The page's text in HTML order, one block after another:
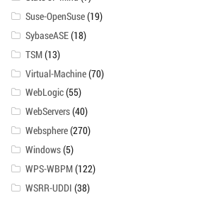
Suse-OpenSuse(19)
SybaseASE(18)
TSM(13)
Virtual-Machine(70)
WebLogic(55)
WebServers(40)
Websphere(270)
Windows(5)
WPS-WBPM(122)
WSRR-UDDI (38)